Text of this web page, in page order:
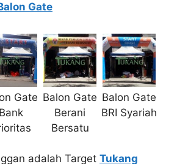
Gate
Gate
Bank
Balon Gate
Berani
Bersatu
Balon Gate
BRI Syariah
adalah Target Tukang